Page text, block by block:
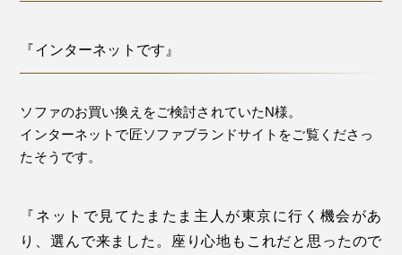
『インターネットです』
ソファのお買い換えをご検討されていたN様。
インターネットで匠ソファブランドサイトをご覧くださっ
たそうです。
『ネットで見てたまたま主人が東京に行く機会があ
り、選んで来ました。座り心地もこれだと思ったので